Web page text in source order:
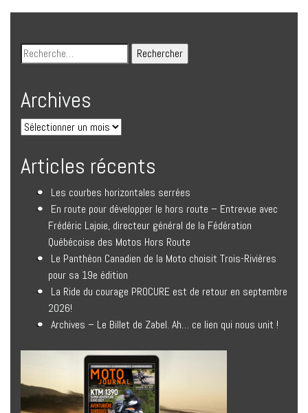
Archives
Articles récents
Les courbes horizontales serrées
En route pour développer le hors route – Entrevue avec
Frédéric Lajoie, directeur général de la Fédération
Québécoise des Motos Hors Route
Le Panthéon Canadien de la Moto choisit Trois-Rivières
pour sa 19e édition
La Ride du courage PROCURE est de retour en septembre
2026!
Archives – Le Billet de Zabel. Ah… ce lien qui nous unit !